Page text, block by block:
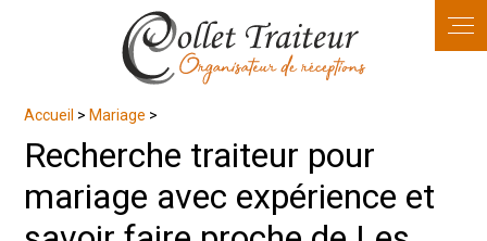
Accueil > Mariage >
Recherche traiteur pour
mariage avec expérience et
Panneau de gestion des cookies